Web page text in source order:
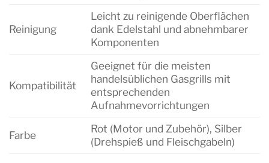
Reinigung
Leicht zu reinigende Oberflächen
dank Edelstahl und abnehmbarer
Komponenten
Kompatibilität
Geeignet für die meisten
handelsüblichen Gasgrills mit
entsprechenden
Aufnahmevorrichtungen
Farbe
Rot (Motor und Zubehör), Silber
(Drehspieß und Fleischgabeln)